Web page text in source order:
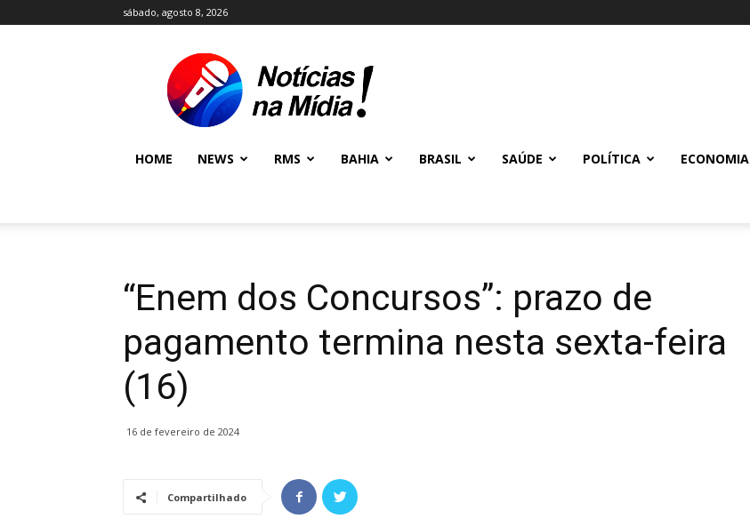
sábado, agosto 8, 2026
NOTÍCIAS
NA
MÍDIA
NEWS
HOME NEWS RMS BAHIA BRASIL SAÚDE POLÍTICA ECONOMIA
“Enem dos Concursos”: prazo de
pagamento termina nesta sexta-feira
(16)
16 de fevereiro de 2024
Compartilhado